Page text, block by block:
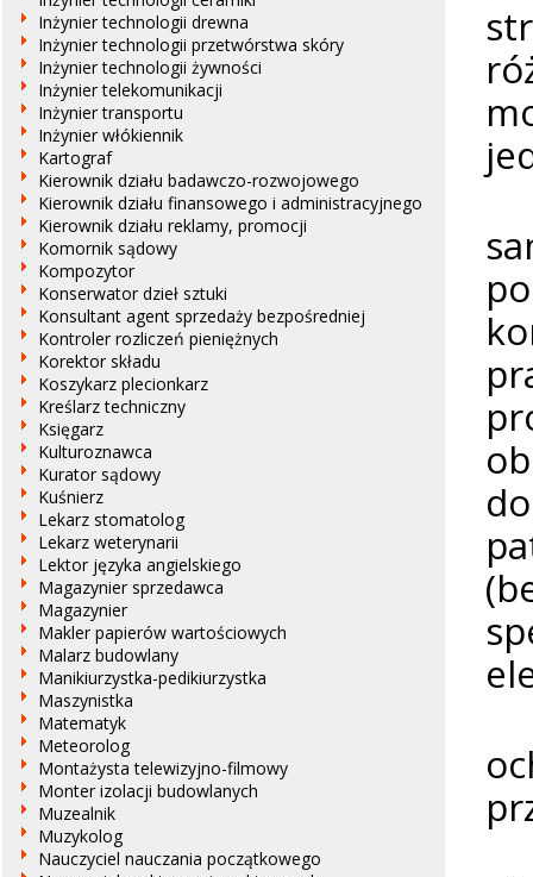
Inżynier technologii drewna
Inżynier technologii przetwórstwa skóry
Inżynier technologii żywności
Inżynier telekomunikacji
Inżynier transportu
Inżynier włókiennik
Kartograf
Kierownik działu badawczo-rozwojowego
Kierownik działu finansowego i administracyjnego
Kierownik działu reklamy, promocji
Komornik sądowy
Kompozytor
Konserwator dzieł sztuki
Konsultant agent sprzedaży bezpośredniej
Kontroler rozliczeń pieniężnych
Korektor składu
Koszykarz plecionkarz
Kreślarz techniczny
Księgarz
Kulturoznawca
Kurator sądowy
Kuśnierz
Lekarz stomatolog
Lekarz weterynarii
Lektor języka angielskiego
Magazynier sprzedawca
Magazynier
Makler papierów wartościowych
Malarz budowlany
Manikiurzystka-pedikiurzystka
Maszynistka
Matematyk
Meteorolog
Montażysta telewizyjno-filmowy
Monter izolacji budowlanych
Muzealnik
Muzykolog
Nauczyciel nauczania początkowego